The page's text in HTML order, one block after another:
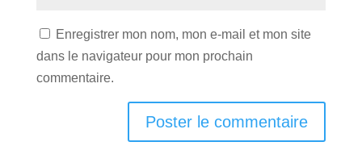
Enregistrer mon nom, mon e-mail et mon site
dans le navigateur pour mon prochain
commentaire.